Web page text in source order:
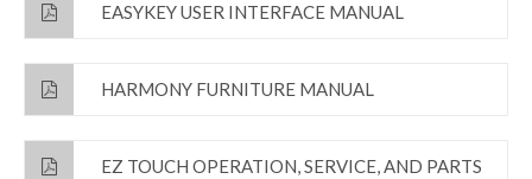
EASYKEY USER INTERFACE MANUAL
HARMONY FURNITURE MANUAL
EZ TOUCH OPERATION, SERVICE, AND PARTS